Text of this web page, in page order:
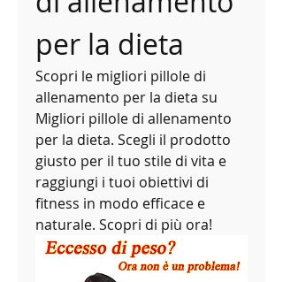
per la dieta
Scopri le migliori pillole di
allenamento per la dieta su
Migliori pillole di allenamento
per la dieta. Scegli il prodotto
giusto per il tuo stile di vita e
raggiungi i tuoi obiettivi di
fitness in modo efficace e
naturale. Scopri di più ora!